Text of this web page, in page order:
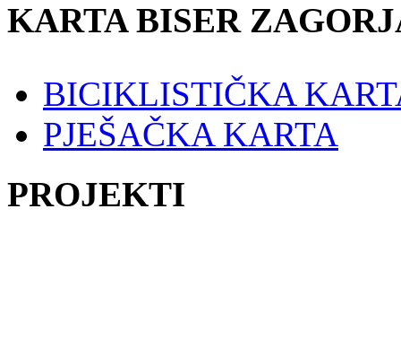
KARTA BISER
BICIKLISTIČKA
PJEŠAČKA KARTA
PROJEKTI